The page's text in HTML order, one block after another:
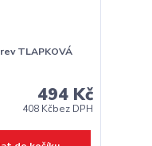
TLAPKOVÁ
494 Kč
408 Kčbez DPH